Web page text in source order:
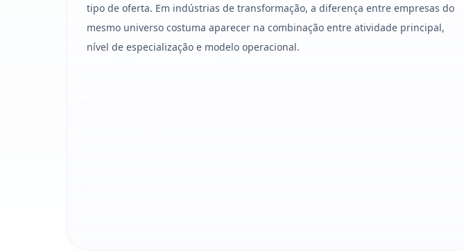
tipo de oferta. Em indústrias de transformação, a diferença entre empresas do
mesmo universo costuma aparecer na combinação entre atividade principal,
nível de especialização e modelo operacional.